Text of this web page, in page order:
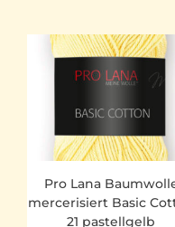
Pro Lana
mercerisiert Basic
21 pastellgelb